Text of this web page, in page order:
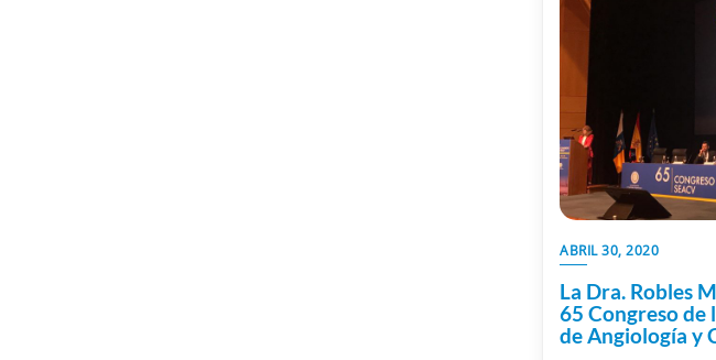
ABRIL 30, 2020
La Dra. Robles
65 Congreso de
de Angiología y